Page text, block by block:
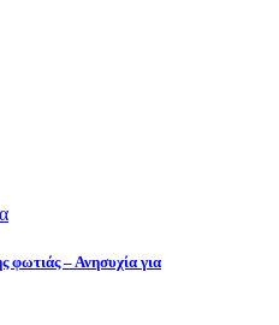
φωτιάς – Ανησυχία για